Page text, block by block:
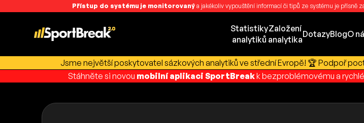
Přístup do systému je monitorovanýa jakékoliv vypouštění informací či tipů ze systému je přísně
Statistiky
analytiků
Založení
analytika
DotazyBlogO
Jsme největší poskytovatel sázkových analytiků ve střední Evropě! 🏆 Podpoř
Stáhněte si novou mobilní aplikaci SportBreakk bezproblémovému a